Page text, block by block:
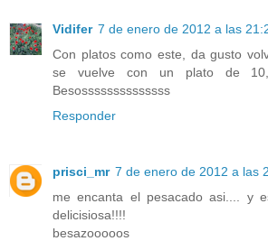
Vidifer 7 de enero de 2012 a las
Con platos como este, da gusto
se vuelve con un plato de
Besossssssssssssss
Responder
prisci_mr 7 de enero de 2012 a las
me encanta el pesacado asi.... y
delicisiosa!!!!
besazooooos